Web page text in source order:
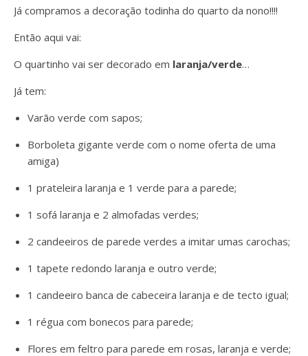
Já compramos a decoração todinha do quarto da nono!!!!
Então aqui vai:
O quartinho vai ser decorado em laranja/verde…
Já tem:
Varão verde com sapos;
Borboleta gigante verde com o nome oferta de uma
amiga)
1 prateleira laranja e 1 verde para a parede;
1 sofá laranja e 2 almofadas verdes;
2 candeeiros de parede verdes a imitar umas carochas;
1 tapete redondo laranja e outro verde;
1 candeeiro banca de cabeceira laranja e de tecto igual;
1 régua com bonecos para parede;
Flores em feltro para parede em rosas, laranja e verde;